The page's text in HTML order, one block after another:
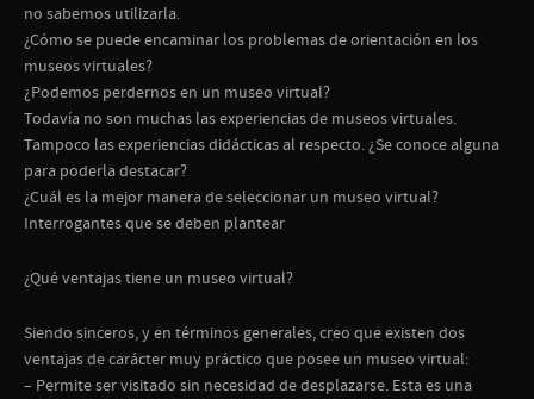
no sabemos utilizarla.
¿Cómo se puede encaminar los problemas de orientación en los
museos virtuales?
¿Podemos perdernos en un museo virtual?
Todavía no son muchas las experiencias de museos virtuales.
Tampoco las experiencias didácticas al respecto. ¿Se conoce alguna
para poderla destacar?
¿Cuál es la mejor manera de seleccionar un museo virtual?
Interrogantes que se deben plantear
¿Qué ventajas tiene un museo virtual?
Siendo sinceros, y en términos generales, creo que existen dos
ventajas de carácter muy práctico que posee un museo virtual:
– Permite ser visitado sin necesidad de desplazarse. Esta es una